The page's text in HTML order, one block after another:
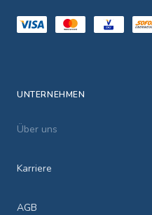
UNTERNEHMEN
Über uns
Karriere
AGB